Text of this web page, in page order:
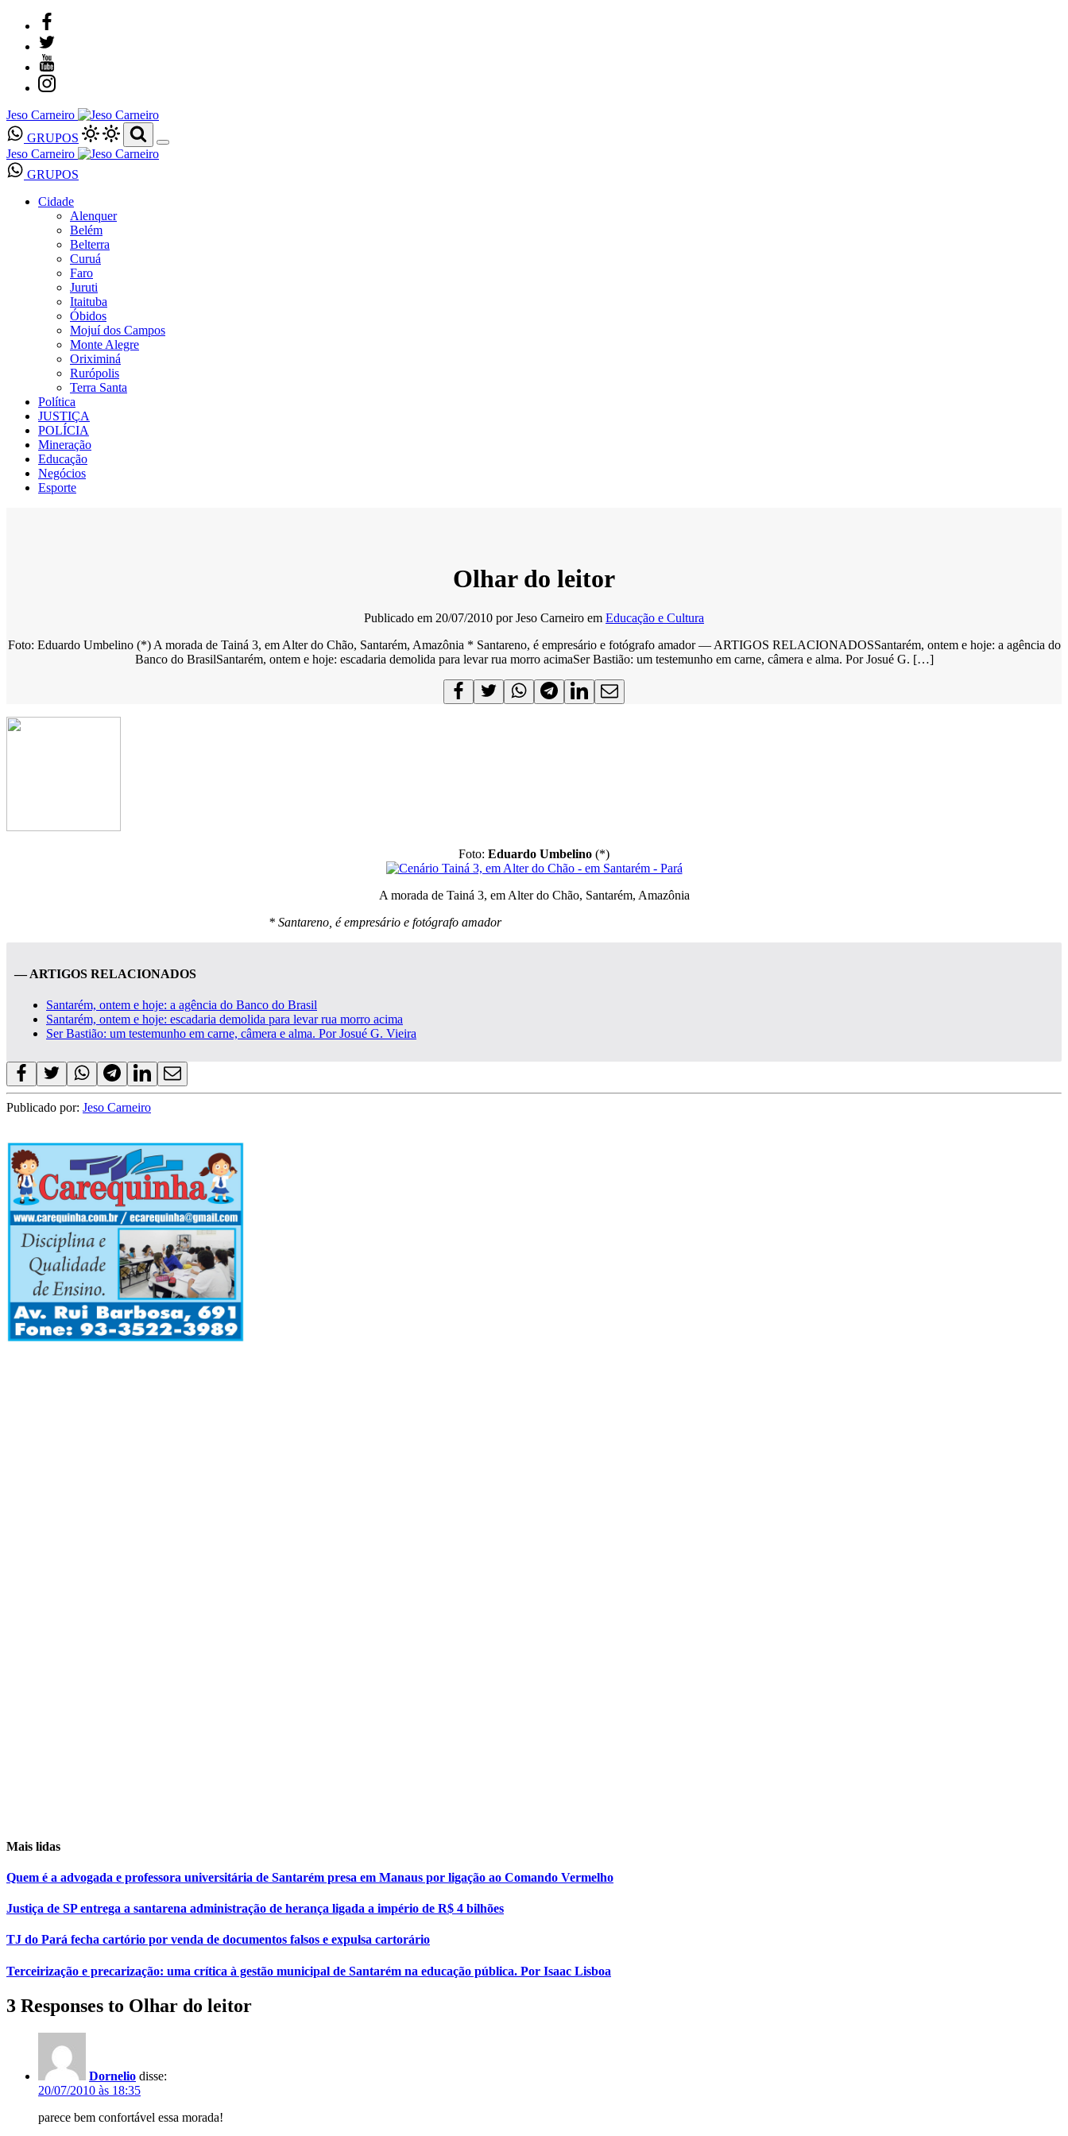
Jeso Carneiro
GRUPOS
Jeso Carneiro
GRUPOS
Cidade
Alenquer
Belém
Belterra
Curuá
Faro
Juruti
Itaituba
Óbidos
Mojuí dos Campos
Monte Alegre
Oriximiná
Rurópolis
Terra Santa
Política
JUSTIÇA
POLÍCIA
Mineração
Educação
Negócios
Esporte
Olhar do leitor
Publicado em 20/07/2010 porJeso Carneiro em Educação e Cultura
Foto: Eduardo Umbelino (*) A morada de Tainá 3, em Alter do Chão, Santarém, Amazônia * Santareno, é empresário e fotógrafo amador — ARTIGOS RELACIONADOSSantarém, ontem e hoje: a agência do
Banco do BrasilSantarém, ontem e hoje: escadaria demolida para levar rua morro acimaSer Bastião: um testemunho em carne, câmera e alma. Por Josué G. […]
Foto: Eduardo Umbelino (*)
A morada de Tainá 3, em Alter do Chão, Santarém, Amazônia
* Santareno, é empresário e fotógrafo amador
— ARTIGOS RELACIONADOS
Santarém, ontem e hoje: a agência do Banco do Brasil
Santarém, ontem e hoje: escadaria demolida para levar rua morro acima
Ser Bastião: um testemunho em carne, câmera e alma. Por Josué G. Vieira
Publicado por: Jeso Carneiro
Mais lidas
Quem é a advogada e professora universitária de Santarém presa em Manaus por ligação ao Comando Vermelho
Justiça de SP entrega a santarena administração de herança ligada a império de R$ 4 bilhões
TJ do Pará fecha cartório por venda de documentos falsos e expulsa cartorário
Terceirização e precarização: uma crítica à gestão municipal de Santarém na educação pública. Por Isaac Lisboa
3 Responses to Olhar do leitor
Dornelio disse:
20/07/2010 às 18:35
parece bem confortável essa morada!